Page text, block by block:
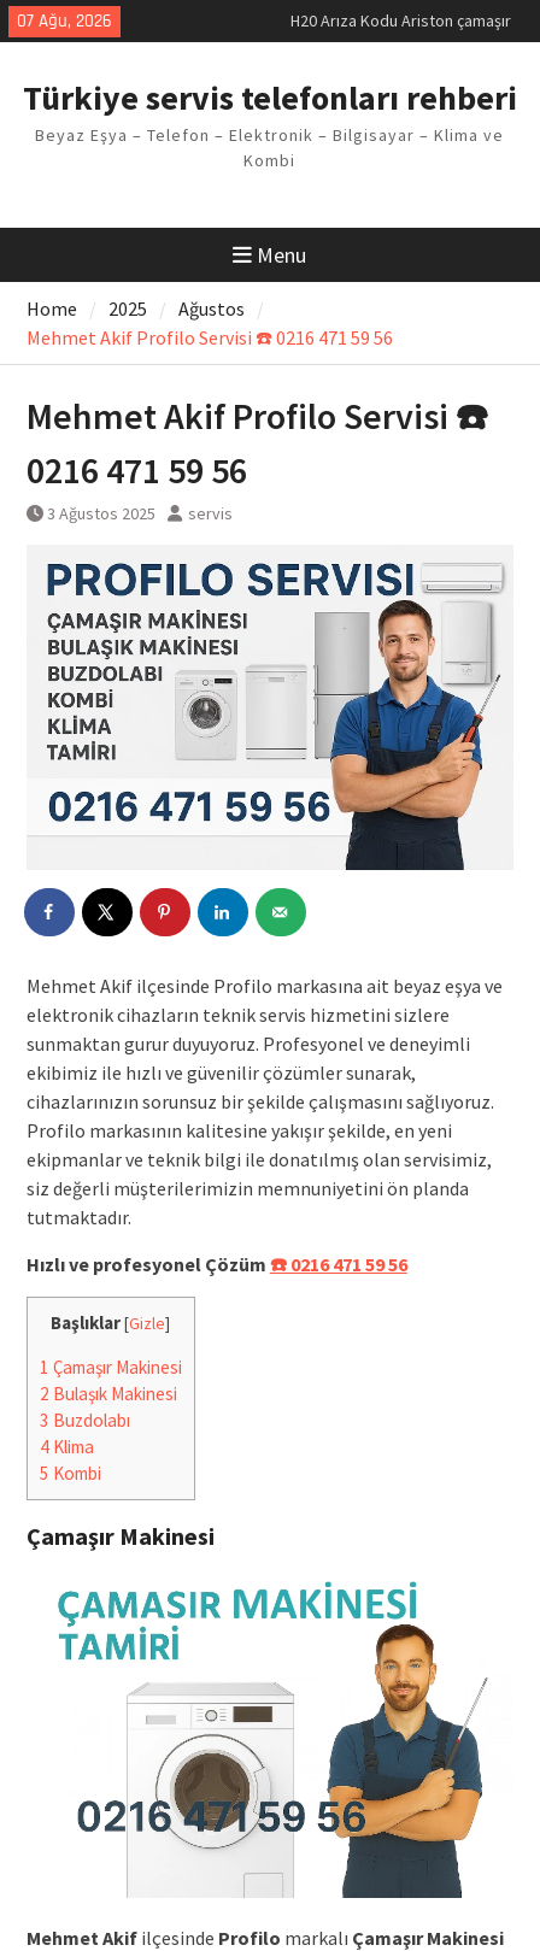
Skip
to
07 Ağu, 2026
LG kombi E2 Arızası Çözümü
Vaillant çamaşır makinesi E03
Arıza Kodu
Ferroli klima E3 Arızası Çözümü
Türkiye servis telefonları rehberi
Beyaz Eşya – Telefon – Elektronik – Bilgisayar – Klima ve
Kombi
Menu
Home 2025
Ağustos
Mehmet Akif Profilo Servisi ☎️ 0216 471 59 56
Mehmet Akif Profilo Servisi ☎️
0216 471 59 56
3 Ağustos 2025 servis
Mehmet Akif ilçesinde Profilo markasına ait beyaz eşya ve
elektronik cihazların teknik servis hizmetini sizlere
sunmaktan gurur duyuyoruz. Profesyonel ve deneyimli
ekibimiz ile hızlı ve güvenilir çözümler sunarak,
cihazlarınızın sorunsuz bir şekilde çalışmasını sağlıyoruz.
Profilo markasının kalitesine yakışır şekilde, en yeni
ekipmanlar ve teknik bilgi ile donatılmış olan servisimiz,
siz değerli müşterilerimizin memnuniyetini ön planda
tutmaktadır.
Hızlı ve profesyonel Çözüm ☎️ 0216 471 59 56
Başlıklar[Gizle]
1 Çamaşır Makinesi
2 Bulaşık Makinesi
3 Buzdolabı
4Klima
5 Kombi
Çamaşır Makinesi
Mehmet Akifilçesinde Profilo markalı Çamaşır Makinesi